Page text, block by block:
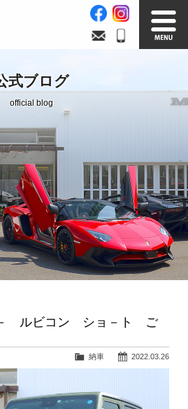
買取無料査定
サービス案内
Company info.
会社案内
式ブログ
official blog
ルビコン ショ－ト ご
2022.03.26
納車